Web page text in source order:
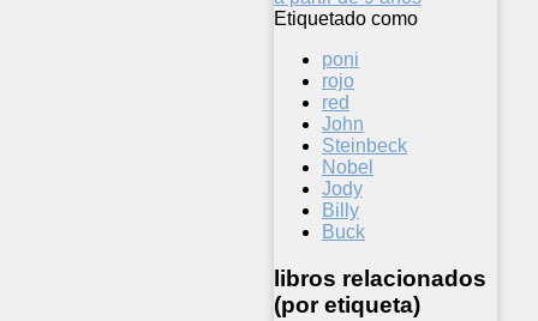
Etiquetado como
poni
rojo
red
John
Steinbeck
Nobel
Jody
Billy
Buck
libros relacionados
(por etiqueta)